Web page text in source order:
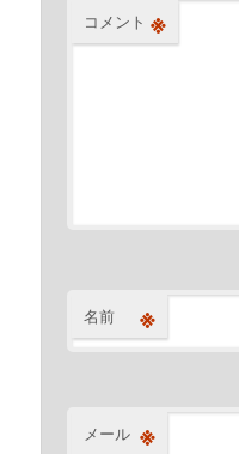
コメント ※
名前 ※
メール ※